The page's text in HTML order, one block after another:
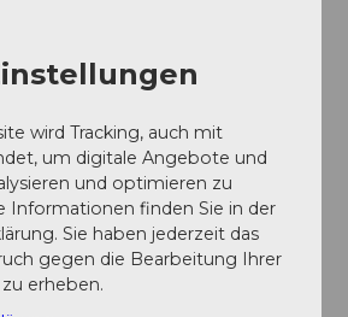
wird Tracking, auch mit
um digitale Angebote und
und optimieren zu
Informationen finden Sie in der
Sie haben jederzeit das
gegen die Bearbeitung Ihrer
erheben.